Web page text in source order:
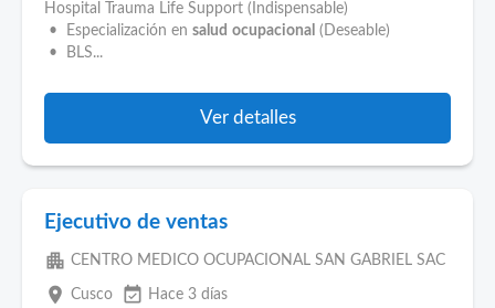
Hospital Trauma Life Support (Indispensable)
• Especialización en salud ocupacional (Deseable)
• BLS...
Ver detalles
Ejecutivo de ventas
apartment CENTRO MEDICO OCUPACIONAL SAN GABRIEL SAC
place Cusco event_available Hace 3 días